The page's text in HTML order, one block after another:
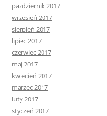
październik 2017
wrzesień 2017
sierpień 2017
lipiec 2017
czerwiec 2017
maj 2017
kwiecień 2017
marzec 2017
luty 2017
styczeń 2017